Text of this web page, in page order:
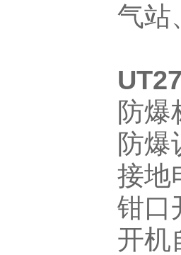
气站
防爆
防爆
接地
钳口
开机